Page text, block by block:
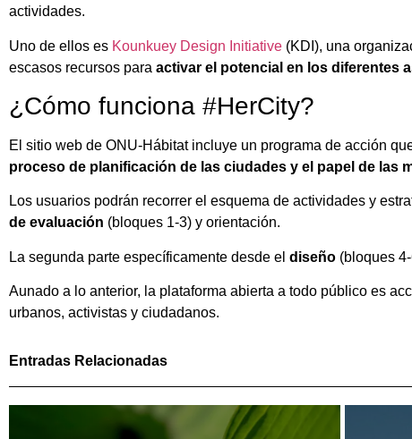
actividades.
Uno de ellos es Kounkuey Design Initiative (KDI), una
escasos recursos para activar el potencial en los diferentes
¿Cómo funciona #HerCity?
El sitio web de ONU-Hábitat incluye un programa de acción
proceso de planificación de las ciudades y el papel de las
Los usuarios podrán recorrer el esquema de actividades y
de evaluación (bloques 1-3) y orientación.
La segunda parte específicamente desde el diseño (bloques
Aunado a lo anterior, la plataforma abierta a todo público es
urbanos, activistas y ciudadanos.
Entradas Relacionadas